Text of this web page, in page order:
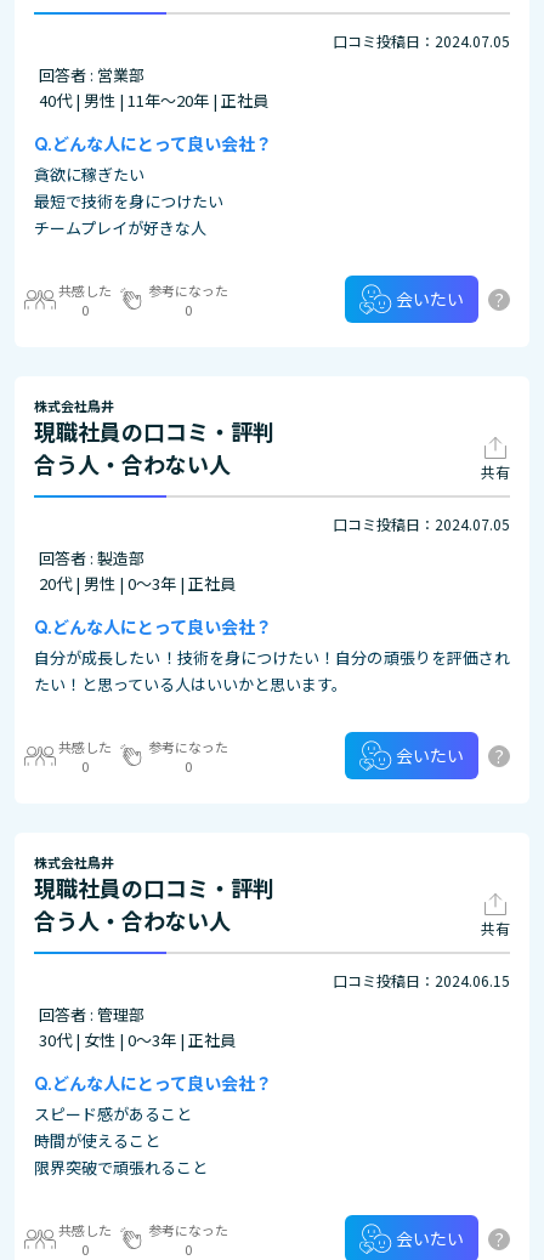
口コミ投稿日：2024.07.05
回答者 : 営業部
40代 | 男性 | 11年～20年 | 正社員
どんな人にとって良い会社？
貪欲に稼ぎたい
最短で技術を身につけたい
チームプレイが好きな人
共感した
0
参考になった
0
会いたい ?
株式会社鳥井
現職社員の口コミ・評判
合う人・合わない人
共有
口コミ投稿日：2024.07.05
回答者 : 製造部
20代 | 男性 | 0～3年 | 正社員
どんな人にとって良い会社？
自分が成長したい！技術を身につけたい！自分の頑張りを評価され
たい！と思っている人はいいかと思います。
共感した
0
参考になった
0
会いたい ?
株式会社鳥井
現職社員の口コミ・評判
合う人・合わない人
共有
口コミ投稿日：2024.06.15
回答者 : 管理部
30代 | 女性 | 0～3年 | 正社員
どんな人にとって良い会社？
スピード感があること
時間が使えること
限界突破で頑張れること
共感した
0
参考になった
0
会いたい ?